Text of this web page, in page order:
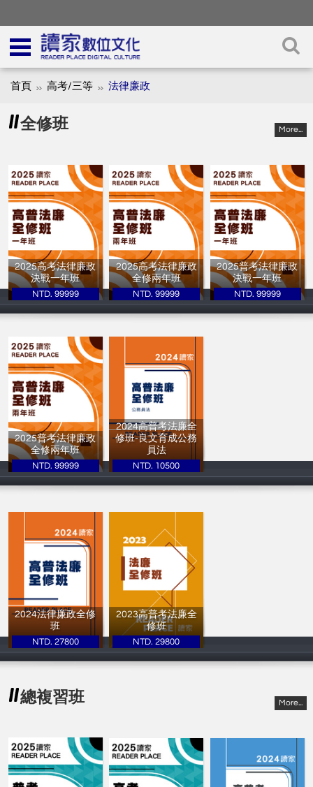
首頁 高考/三等 法律廉政
全修班 More...
2025高考法律廉政
決戰一年班
讀家補習班
NTD. 99999
2025高考法律廉政
全修兩年班
讀家補習班
NTD. 99999
2025普考法律廉政
決戰一年班
讀家補習班
NTD. 99999
2025普考法律廉政
全修兩年班
讀家補習班
NTD. 99999
2024高普考法廉全
修班-良文育成公務
員法
讀家補習班
NTD. 10500
2024法律廉政全修
班
NTD. 27800
2023高普考法廉全
修班
NTD. 29800
總複習班 More...